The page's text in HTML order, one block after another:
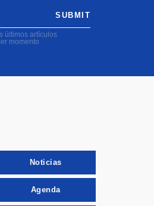
últimos artículos
momento
SUBMIT
Noticias
Agenda